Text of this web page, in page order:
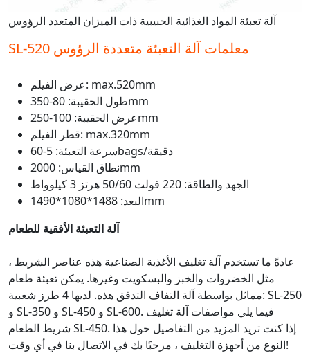
آلة تعبئة المواد الغذائية الحبيبية ذات الميزان المتعدد الرؤوس
SL-520 معلمات آلة التعبئة متعددة الرؤوس
عرض الفيلم: max.520mm
طول الحقيبة: 80-350mm
عرض الحقيبة: 100-250mm
قطر الفيلم: max.320mm
سرعة التعبئة: 5-60bags/دقيقة
نطاق القياس: 2000mm
الجهد والطاقة: 220 فولت 50/60 هرتز 3 كيلوواط
البعد: 1488*1080*1490mm
آلة التعبئة الأفقية للطعام
عادةً ما تستخدم آلة تغليف الأغذية الصناعية هذه عناصر الشريط ،
مثل الخضروات والخبز والبسكويت وغيرها. يمكن تعبئة طعام
مماثل بواسطة آلة التفاف التدفق هذه. لديها 4 طرز شعبية: SL-250
و SL-350 و SL-450 و SL-600. فيما يلي مواصفات آلة تغليف
شريط الطعام SL-450. إذا كنت تريد المزيد من التفاصيل حول هذا
النوع من أجهزة التغليف ، مرحبًا بك في الاتصال بنا في أي وقت!